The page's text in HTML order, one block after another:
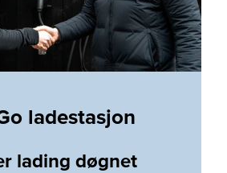
ladestasjon
lading døgnet